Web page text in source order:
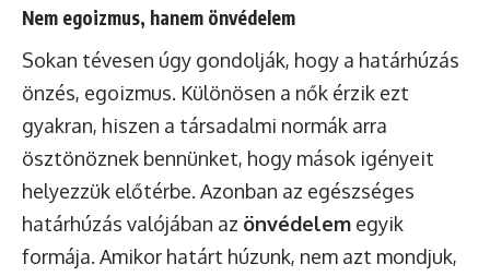
Nem egoizmus, hanem önvédelem
Sokan tévesen úgy gondolják, hogy a határhúzás
önzés, egoizmus. Különösen a nők érzik ezt
gyakran, hiszen a társadalmi normák arra
ösztönöznek bennünket, hogy mások igényeit
helyezzük előtérbe. Azonban az egészséges
határhúzás valójában az önvédelem egyik
formája. Amikor határt húzunk, nem azt mondjuk,